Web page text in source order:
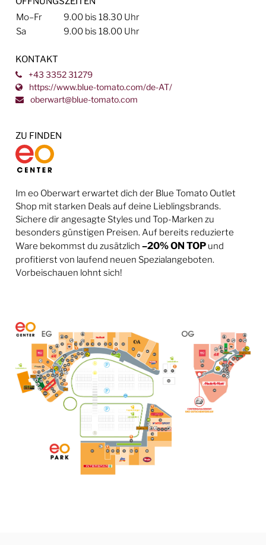
Mo–Fr
9.00 bis 18.30 Uhr
Sa
9.00 bis 18.00 Uhr
KONTAKT
+43 3352 31279
https://www.blue-tomato.com/de-AT/
oberwart@blue-tomato.com
ZU FINDEN
Im eo Oberwart erwartet dich der Blue Tomato Outlet
Shop mit starken Deals auf deine Lieblingsbrands.
Sichere dir angesagte Styles und Top-Marken zu
besonders günstigen Preisen. Auf bereits reduzierte
Ware bekommst du zusätzlich–20% ON TOP und
profitierst von laufend neuen Spezialangeboten.
Vorbeischauen lohnt sich!